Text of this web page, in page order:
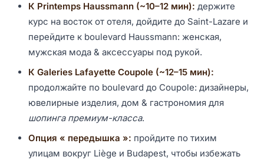
К Printemps Haussmann (~10–12 мин): держите
курс на восток от отеля, дойдите до Saint-Lazare и
перейдите к boulevard Haussmann: женская,
мужская мода & аксессуары под рукой.
К Galeries Lafayette Coupole (~12–15 мин):
продолжайте по boulevard до Coupole: дизайнеры,
ювелирные изделия, дом & гастрономия для
шопинга премиум-класса.
Опция « передышка »: пройдите по тихим
улицам вокруг Liège и Budapest, чтобы избежать